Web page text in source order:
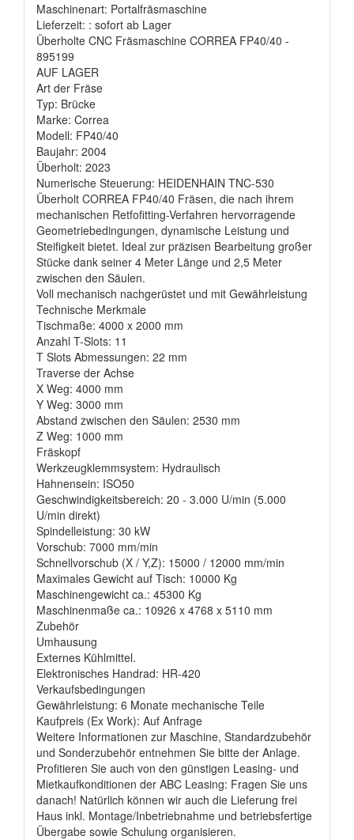
Maschinenart: Portalfräsmaschine
Lieferzeit: : sofort ab Lager
Überholte CNC Fräsmaschine CORREA FP40/40 -
895199
AUF LAGER
Art der Fräse
Typ: Brücke
Marke: Correa
Modell: FP40/40
Baujahr: 2004
Überholt: 2023
Numerische Steuerung: HEIDENHAIN TNC-530
Überholt CORREA FP40/40 Fräsen, die nach ihrem
mechanischen Retfofitting-Verfahren hervorragende
Geometriebedingungen, dynamische Leistung und
Steifigkeit bietet. Ideal zur präzisen Bearbeitung großer
Stücke dank seiner 4 Meter Länge und 2,5 Meter
zwischen den Säulen.
Voll mechanisch nachgerüstet und mit Gewährleistung
Technische Merkmale
Tischmaße: 4000 x 2000 mm
Anzahl T-Slots: 11
T Slots Abmessungen: 22 mm
Traverse der Achse
X Weg: 4000 mm
Y Weg: 3000 mm
Abstand zwischen den Säulen: 2530 mm
Z Weg: 1000 mm
Fräskopf
Werkzeugklemmsystem: Hydraulisch
Hahnensein: ISO50
Geschwindigkeitsbereich: 20 - 3.000 U/min (5.000
U/min direkt)
Spindelleistung: 30 kW
Vorschub: 7000 mm/min
Schnellvorschub (X / Y,Z): 15000 / 12000 mm/min
Maximales Gewicht auf Tisch: 10000 Kg
Maschinengewicht ca.: 45300 Kg
Maschinenmaße ca.: 10926 x 4768 x 5110 mm
Zubehör
Umhausung
Externes Kühlmittel.
Elektronisches Handrad: HR-420
Verkaufsbedingungen
Gewährleistung: 6 Monate mechanische Teile
Kaufpreis (Ex Work): Auf Anfrage
Weitere Informationen zur Maschine, Standardzubehör
und Sonderzubehör entnehmen Sie bitte der Anlage.
Profitieren Sie auch von den günstigen Leasing- und
Mietkaufkonditionen der ABC Leasing: Fragen Sie uns
danach! Natürlich können wir auch die Lieferung frei
Haus inkl. Montage/Inbetriebnahme und betriebsfertige
Übergabe sowie Schulung organisieren.